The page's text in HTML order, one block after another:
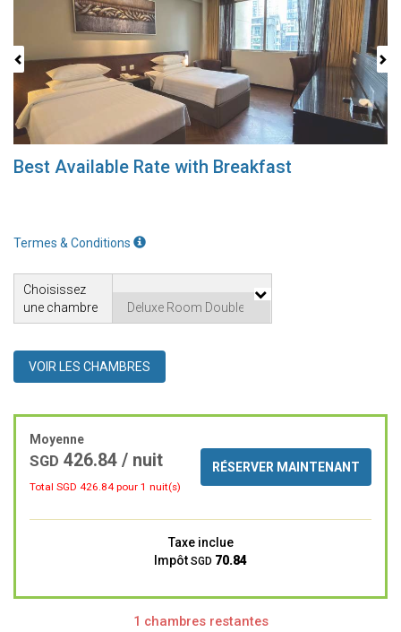
Best Available Rate with Breakfast
Termes & Conditions
Choisissez
une chambre
VOIR LES CHAMBRES
Moyenne
SGD 426.84 / nuit
Total SGD 426.84 pour 1 nuit(s)
RÉSERVER MAINTENANT
Taxe inclue
Impôt SGD 70.84
1 chambres restantes